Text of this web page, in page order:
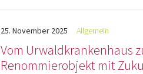
25. November 2025 Allgemein
Vom Urwaldkrankenhaus
Renommierobjekt mit